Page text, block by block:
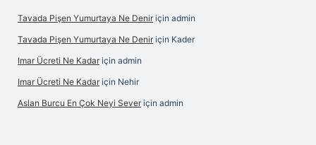
Tavada Pişen Yumurtaya Ne Denir için admin
Tavada Pişen Yumurtaya Ne Denir için Kader
Imar Ücreti Ne Kadar için admin
Imar Ücreti Ne Kadar için Nehir
Aslan Burcu En Çok Neyi Sever için admin